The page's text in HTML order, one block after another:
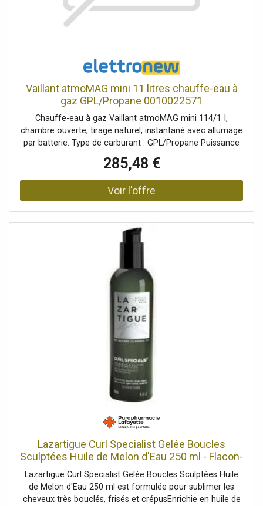
Vaillant atmoMAG mini 11 litres chauffe-eau à
gaz GPL/Propane 0010022571
Chauffe-eau à gaz Vaillant atmoMAG mini 114/1 I,
chambre ouverte, tirage naturel, instantané avec allumage
par batterie: Type de carburant : GPL/Propane Puissance
min-max 7,6-18,1 kW Capacité de soutirage (DT 25K) 11
Classe énergétique Erp A Type d'allumage de la batterie
Type de combustion : chambre ouverte Positionnement :
Montage mural Utilisez : Eau chaude sanitaire Diamètre du
Hauteur 580 x Largeur 310 x Profondeur 255 mm Dans la
version mini, la sécurité et la fonctionnalité restent
raison de choix dans certaines situations de vie.
285,48 €
Lazartigue Curl Specialist Gelée Boucles
Sculptées Huile de Melon d'Eau 250 ml - Flacon-
Pompe 250 ml
Lazartigue Curl Specialist Gelée Boucles Sculptées Huile
de Melon d'Eau 250 ml est formulée pour sublimer les
cheveux très bouclés, frisés et crépusEnrichie en huile de